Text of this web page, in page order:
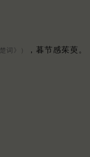
词》）
，暮节感茱萸。